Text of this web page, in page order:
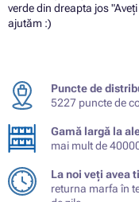
verde din dreapta jos
ajutăm :)
Puncte de
5227 puncte de
Gamă largă la
mai mult de
La noi veți avea
returna marfa în